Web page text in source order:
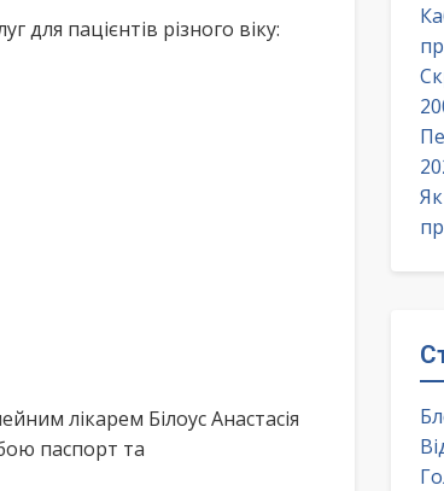
для пацієнтів різного віку:
лікарем Білоус Анастасія
паспорт та